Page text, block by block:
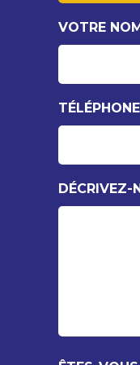
VOTRE
TÉLÉPHONE
DÉCRIVEZ-